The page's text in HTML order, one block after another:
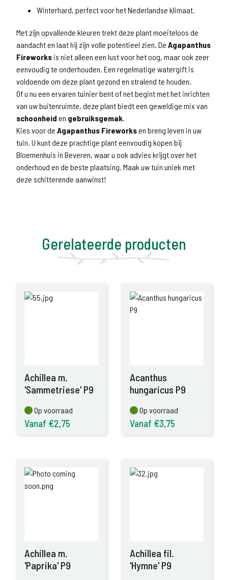
Winterhard, perfect voor het Nederlandse klimaat.
Met zijn opvallende kleuren trekt deze plant moeiteloos de
aandacht en laat hij zijn volle potentieel zien. De Agapanthus
Fireworks is niet alleen een lust voor het oog, maar ook zeer
eenvoudig te onderhouden. Een regelmatige watergift is
voldoende om deze plant gezond en stralend te houden.
Of u nu een ervaren tuinier bent of net begint met het inrichten
van uw buitenruimte, deze plant biedt een geweldige mix van
schoonheid en gebruiksgemak.
Kies voor de Agapanthus Fireworksen breng leven in uw
tuin. U kunt deze prachtige plant eenvoudig kopen bij
Bloemenhuis in Beveren, waar u ook advies krijgt over het
onderhoud en de beste plaatsing. Maak uw tuin uniek met
deze schitterende aanwinst!
Gerelateerde producten
Achillea m.
'Sammetriese' P9
Op voorraad
Op voorraad
Vanaf €2,75
Acanthus
hungaricus P9
Op voorraad
Op voorraad
Vanaf €3,75
Achillea m.
'Paprika' P9
Achillea fil.
'Hymne' P9